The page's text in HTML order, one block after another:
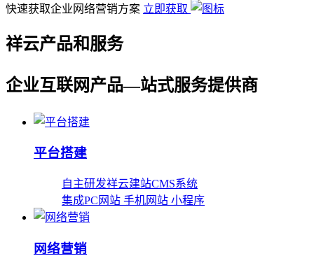
快速获取企业网络营销方案 立即获取
祥云产品和服务
企业互联网产品—站式服务提供商
平台搭建
自主研发祥云建站CMS系统
集成PC网站 手机网站 小程序
网络营销